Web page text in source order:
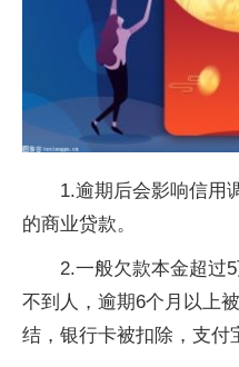
1.逾期后会影响信用
的商业贷款。
2.一般欠款本金超过
不到人，逾期6个月以上
结，银行卡被扣除，支付